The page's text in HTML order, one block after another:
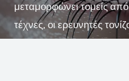
μεταμορφώνει τομείς
τέχνες, οι ερευνητές